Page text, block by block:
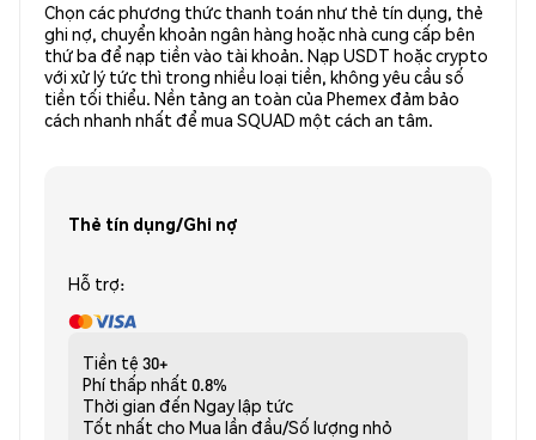
Chọn các phương thức thanh toán như thẻ tín dụng, thẻ
ghi nợ, chuyển khoản ngân hàng hoặc nhà cung cấp bên
thứ ba để nạp tiền vào tài khoản. Nạp USDT hoặc crypto
với xử lý tức thì trong nhiều loại tiền, không yêu cầu số
tiền tối thiểu. Nền tảng an toàn của Phemex đảm bảo
cách nhanh nhất để mua SQUAD một cách an tâm.
Thẻ tín dụng/Ghi nợ
Hỗ trợ:
Tiền tệ 30+
Phí thấp nhất 0.8%
Thời gian đến Ngay lập tức
Tốt nhất cho Mua lần đầu/Số lượng nhỏ